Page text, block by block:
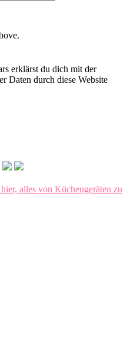
erklärst du dich mit der
Daten durch diese Website
alles von Küchengeräten zu